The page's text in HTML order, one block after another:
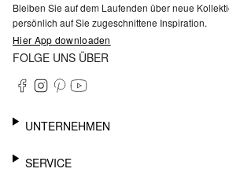
Bleiben Sie auf dem Laufenden über neue
persönlich auf Sie zugeschnittene Inspiration.
Hier App downloaden
FOLGE UNS ÜBER
UNTERNEHMEN
KARRIERE
SERVICE